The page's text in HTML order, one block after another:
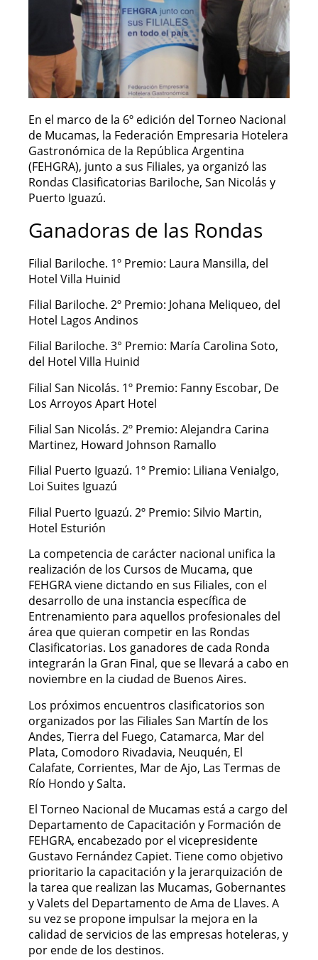
En el marco de la 6º edición del Torneo Nacional
de Mucamas, la Federación Empresaria Hotelera
Gastronómica de la República Argentina
(FEHGRA), junto a sus Filiales, ya organizó las
Rondas Clasificatorias Bariloche, San Nicolás y
Puerto Iguazú.
Ganadoras de las Rondas
Filial Bariloche. 1º Premio: Laura Mansilla, del
Hotel Villa Huinid
Filial Bariloche. 2º Premio: Johana Meliqueo, del
Hotel Lagos Andinos
Filial Bariloche. 3° Premio: María Carolina Soto,
del Hotel Villa Huinid
Filial San Nicolás. 1º Premio: Fanny Escobar, De
Los Arroyos Apart Hotel
Filial San Nicolás. 2º Premio: Alejandra Carina
Martinez, Howard Johnson Ramallo
Filial Puerto Iguazú. 1º Premio: Liliana Venialgo,
Loi Suites Iguazú
Filial Puerto Iguazú. 2º Premio: Silvio Martin,
Hotel Esturión
La competencia de carácter nacional unifica la
realización de los Cursos de Mucama, que
FEHGRA viene dictando en sus Filiales, con el
desarrollo de una instancia específica de
Entrenamiento para aquellos profesionales del
área que quieran competir en las Rondas
Clasificatorias. Los ganadores de cada Ronda
integrarán la Gran Final, que se llevará a cabo en
noviembre en la ciudad de Buenos Aires.
Los próximos encuentros clasificatorios son
organizados por las Filiales San Martín de los
Andes, Tierra del Fuego, Catamarca, Mar del
Plata, Comodoro Rivadavia, Neuquén, El
Calafate, Corrientes, Mar de Ajo, Las Termas de
Río Hondo y Salta.
El Torneo Nacional de Mucamas está a cargo del
Departamento de Capacitación y Formación de
FEHGRA, encabezado por el vicepresidente
Gustavo Fernández Capiet. Tiene como objetivo
prioritario la capacitación y la jerarquización de
la tarea que realizan las Mucamas, Gobernantes
y Valets del Departamento de Ama de Llaves. A
su vez se propone impulsar la mejora en la
calidad de servicios de las empresas hoteleras, y
por ende de los destinos.